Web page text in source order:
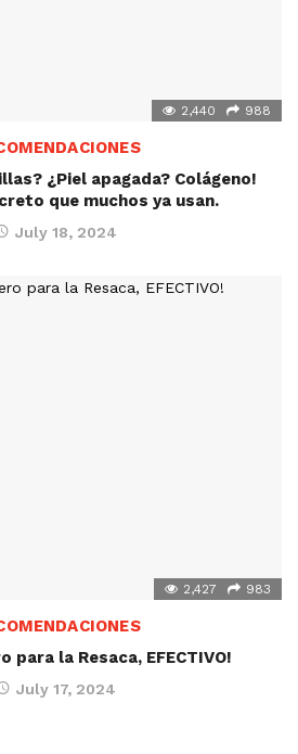
2,440 988
¿Piel apagada? Colágeno!
que muchos ya usan.
July 18, 2024
2,427 983
para la Resaca, EFECTIVO!
July 17, 2024